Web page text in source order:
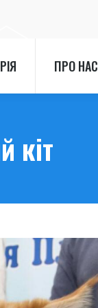
ПРО НАС
кіт